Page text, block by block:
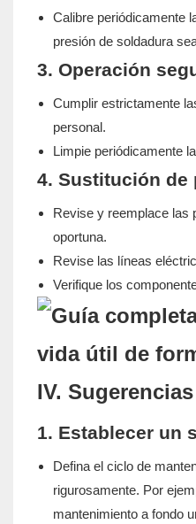
Calibre periódicamente
presión de soldadura
3. Operación
Cumplir estrictamente
personal.
Limpie periódicamente
4. Sustitución de
Revise y reemplace las
oportuna.
Revise las líneas
Verifique los
IV.
1. Establecer un
Defina el ciclo de
rigurosamente. Por
mantenimiento a fondo